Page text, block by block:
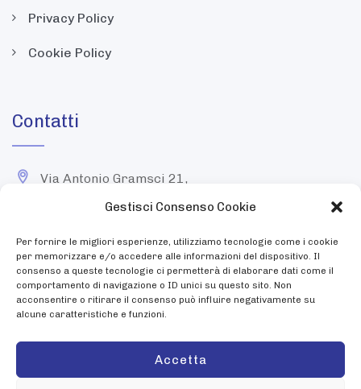
Gestisci Consenso Cookie
Per fornire le migliori esperienze, utilizziamo tecnologie come i cookie
per memorizzare e/o accedere alle informazioni del dispositivo. Il
consenso a queste tecnologie ci permetterà di elaborare dati come il
comportamento di navigazione o ID unici su questo sito. Non
acconsentire o ritirare il consenso può influire negativamente su
alcune caratteristiche e funzioni.
Accetta
Privacy Policy
Cookie Policy
Contatti
Via Antonio Gramsci 21,
43058 Sorbolo (Parma)
+39 0521 690261
info@otticaallodi.it
Da Lunedì a sabato: 9:00 - 12:30, 15:30 - 19:30